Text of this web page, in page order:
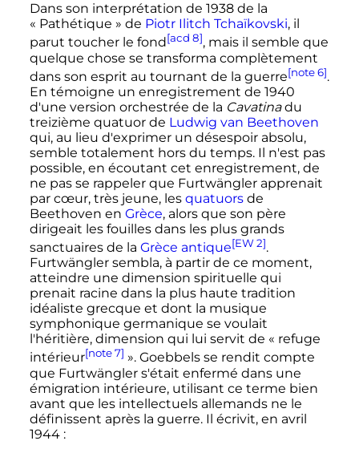
Dans son interprétation de 1938 de la
« Pathétique » de Piotr Ilitch Tchaïkovski, il
parut toucher le fond[acd 8], mais il semble que
quelque chose se transforma complètement
dans son esprit au tournant de la guerre[note 6].
En témoigne un enregistrement de 1940
d'une version orchestrée de la Cavatinadu
treizième quatuor de Ludwig van Beethoven
qui, au lieu d'exprimer un désespoir absolu,
semble totalement hors du temps. Il n'est pas
possible, en écoutant cet enregistrement, de
ne pas se rappeler que Furtwängler apprenait
par cœur, très jeune, les quatuorsde
Beethoven en Grèce, alors que son père
dirigeait les fouilles dans les plus grands
sanctuaires de la Grèce antique[EW 2].
Furtwängler sembla, à partir de ce moment,
atteindre une dimension spirituelle qui
prenait racine dans la plus haute tradition
idéaliste grecque et dont la musique
symphonique germanique se voulait
l'héritière, dimension qui lui servit de « refuge
intérieur[note 7] ». Goebbels se rendit compte
que Furtwängler s'était enfermé dans une
émigration intérieure, utilisant ce terme bien
avant que les intellectuels allemands ne le
définissent après la guerre. Il écrivit, en avril
1944 :